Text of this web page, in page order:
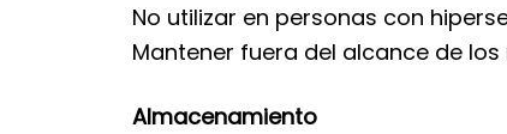
No utilizar en personas con
Mantener fuera del alcance de los
Almacenamiento